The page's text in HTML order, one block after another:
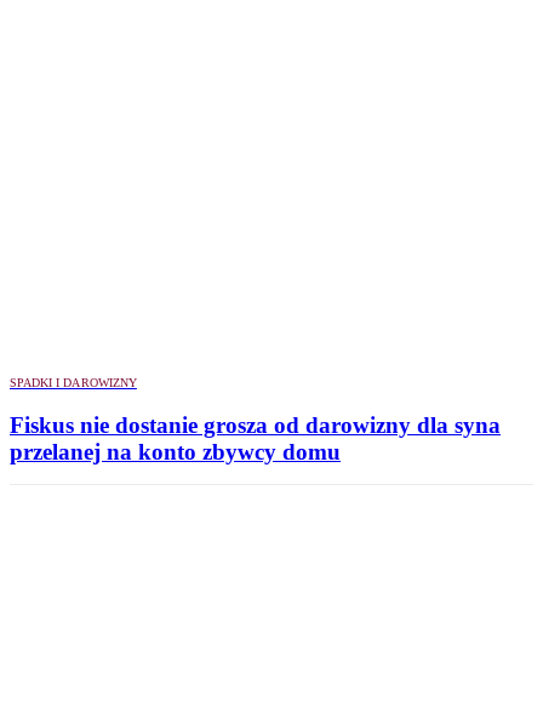
SPADKI I DAROWIZNY
Fiskus nie dostanie grosza od darowizny dla syna
przelanej na konto zbywcy domu